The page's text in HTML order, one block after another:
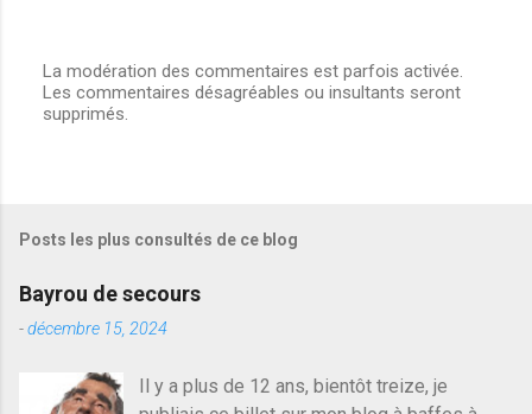
E
n
t
e
r
u
La modération des commentaires est parfois activée.
Les commentaires désagréables ou insultants seront
supprimés.
Posts les plus consultés de ce blog
Bayrou de secours
-décembre 15, 2024
Il y a plus de 12 ans, bientôt treize, je